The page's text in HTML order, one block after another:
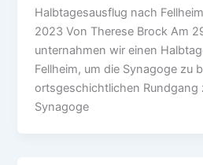
Halbtagesausflug nach
2023 Von Therese Brock Am
unternahmen wir einen
Fellheim, um die Synagoge zu
ortsgeschichtlichen Rundgang
Synagoge